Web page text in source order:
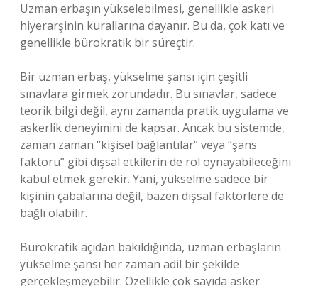
Uzman erbaşın yükselebilmesi, genellikle askeri
hiyerarşinin kurallarına dayanır. Bu da, çok katı ve
genellikle bürokratik bir süreçtir.
Bir uzman erbaş, yükselme şansı için çeşitli
sınavlara girmek zorundadır. Bu sınavlar, sadece
teorik bilgi değil, aynı zamanda pratik uygulama ve
askerlik deneyimini de kapsar. Ancak bu sistemde,
zaman zaman “kişisel bağlantılar” veya “şans
faktörü” gibi dışsal etkilerin de rol oynayabileceğini
kabul etmek gerekir. Yani, yükselme sadece bir
kişinin çabalarına değil, bazen dışsal faktörlere de
bağlı olabilir.
Bürokratik açıdan bakıldığında, uzman erbaşların
yükselme şansı her zaman adil bir şekilde
gerçekleşmeyebilir. Özellikle çok sayıda asker